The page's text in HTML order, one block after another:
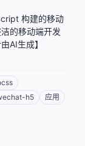
构建的移动
的移动端开发
AI生成】
h5
应用